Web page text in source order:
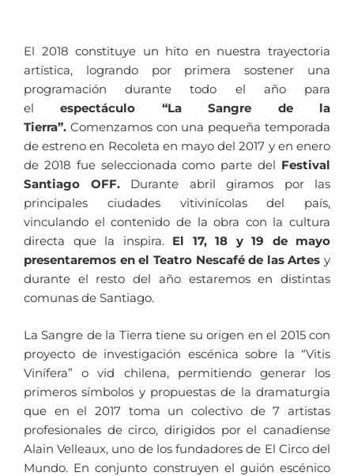
El 2018 constituye un hito en nuestra trayectoria
artística, logrando por primera sostener una
programación durante todo el año para
elespectáculo “La Sangre de la
Tierra”. Comenzamos con una pequeña temporada
de estreno en Recoleta en mayo del 2017 y en enero
de 2018 fue seleccionada como parte del Festival
Santiago OFF. Durante abril giramos
por las
principales ciudades vitivinícolas del país,
vinculando el contenido de la obra con la cultura
directa que la inspira. El 17, 18 y 19 de mayo
presentaremos en el Teatro Nescafé de las Artes y
durante el resto del año estaremos en distintas
comunas de Santiago.
La Sangre de la Tierra tiene su origen en el 2015 con
proyecto de investigación escénica sobre la “Vitis
Vinífera” o vid chilena, permitiendo generar los
primeros símbolos y propuestas de la dramaturgia
que en el 2017 toma un colectivo de 7 artistas
profesionales de circo, dirigidos por el canadiense
Alain Velleaux, uno de los fundadores de El Circo del
Mundo. En conjunto construyen el guión escénico